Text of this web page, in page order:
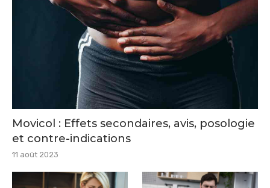
Movicol : Effets secondaires, avis, posologie
et contre-indications
11 août 2023